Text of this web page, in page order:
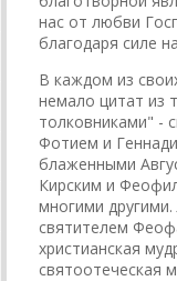
нас от любви
благодаря силе
В каждом из
немало цитат из
толковниками" -
Фотием и
блаженными
Кирским и
многими
святителем
христианская
святоотеческая